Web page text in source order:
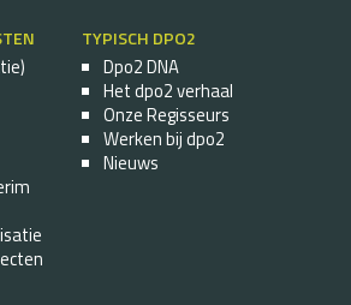
TYPISCH DPO2
Dpo2 DNA
Het dpo2 verhaal
Onze Regisseurs
Werken bij dpo2
Nieuws